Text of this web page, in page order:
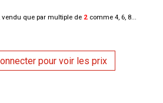
vendu que par multiple de 2comme 4, 6, 8...
pour voir les prix